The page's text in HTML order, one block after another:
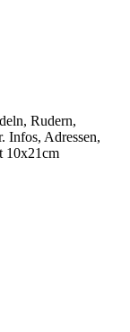
Rudern,
Infos, Adressen,
10x21cm